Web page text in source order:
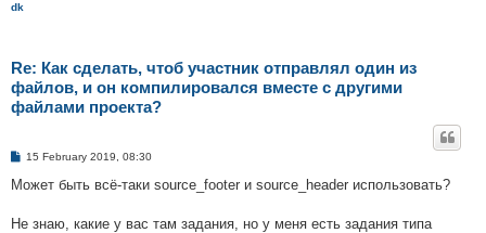
dk
Re: Как сделать, чтоб участник отправлял один из
файлов, и он компилировался вместе с другими
файлами проекта?
P
s
15 February 2019, 08:30
Может быть всё-таки source_footer и source_header использовать?
Не знаю, какие у вас там задания, но у меня есть задания типа